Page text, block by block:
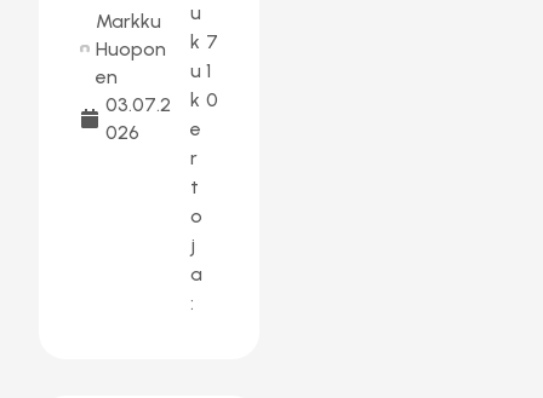
Markku
Huopon
en
03.07.2
026
u
k
u
k
e
r
t
o
j
a
:
7
1
0